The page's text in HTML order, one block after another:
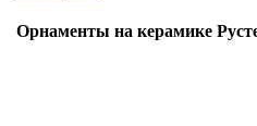
Орнаменты на керамике